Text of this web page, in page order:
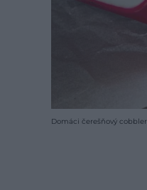
Domáci čerešňový cobbler